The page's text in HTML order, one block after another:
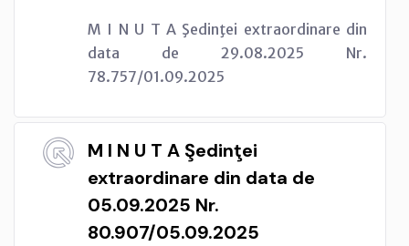
M I N U T A Şedinţei extraordinare din
data de 29.08.2025 Nr.
78.757/01.09.2025
M I N U T A Şedinţei
extraordinare din data de
05.09.2025 Nr.
80.907/05.09.2025